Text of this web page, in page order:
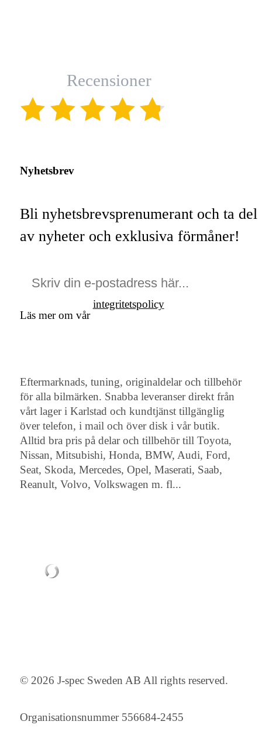
Recensioner
Nyhetsbrev
Bli nyhetsbrevsprenumerant och ta del
av nyheter och exklusiva förmåner!
Läs mer om vår
integritetspolicy
Eftermarknads, tuning, originaldelar och tillbehör
för alla bilmärken. Snabba leveranser direkt från
vårt lager i Karlstad och kundtjänst tillgänglig
över telefon, i mail och över disk i vår butik.
Alltid bra pris på delar och tillbehör till Toyota,
Nissan, Mitsubishi, Honda, BMW, Audi, Ford,
Seat, Skoda, Mercedes, Opel, Maserati, Saab,
Reanult, Volvo, Volkswagen m. fl...
© 2026 J-spec Sweden AB All rights reserved.
Organisationsnummer 556684-2455